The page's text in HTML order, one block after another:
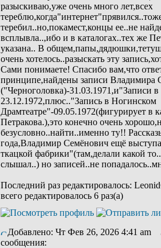
разыскиваю,уже очень много лет,всех
теребил..но,покамест,концы ее..не
всплывла..,ибо и в каталогах..тех же
указана.. В
очень хотелось..разыскать эту
Сами понимаете! Спасибо вам,что
принципе,найдены записи
("Черноголовка)-31.03.1971,и"Записи
23.12.1972,плюс.."Запись в Ногинском
Драмтеатре"-09.05.1972(фигурирует в
Петракова.),это конечно очень
безусловно..найти..именно ту!!
года,Владимир Семёнович ещё
ткацкой фабрики"(там,делали какой
слышал..) но записей..не
Последний раз редактировалось:
всего редактировалось 6 раз(а)
Добавлено: Чт Фев 26, 2026 4:41 am
сообщения: